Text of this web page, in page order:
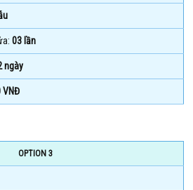
03 lần
ngày
VNĐ
OPTION 3